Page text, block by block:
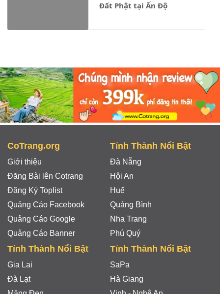
Đất Phật tại Ấn Độ
Notice: Undefined property: stdClass::$ten_loai in
CoTrang.org
Giới thiệu
Đăng Bài lên Cotrang
Đăng Ký Toplist
Quảng Cáo Facebook
Quảng Cáo Google
Quảng Cáo Banner
Tỉnh Thành Nổi Bật
Đà Nẵng
Hội An
Huế
Quảng Bình
Nha Trang
Phú Quý
Tỉnh Thành Nổi Bật
Gia Lai
Đà Lạt
Tỉnh Thành Nổi Bật
SaPa
Hà Giang